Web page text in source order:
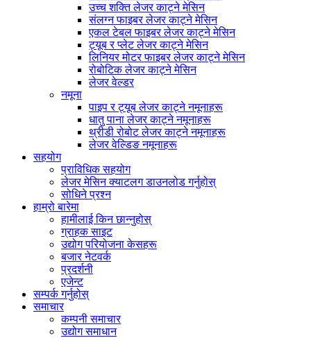
उच्च शक्ति लेजर काट्ने मेसिन
संलग्न फाइबर लेजर काट्ने मेसिन
एकल टेबल फाइबर लेजर काट्ने मेसिन
ट्यूब र प्लेट लेजर काट्ने मेसिन
लिनियर मोटर फाइबर लेजर काट्ने मेसिन
रोबोटिक लेजर काट्ने मेसिन
लेजर वेल्डर
नमूना
पाइप र ट्यूब लेजर काट्ने नमूनाहरू
धातु पाना लेजर काट्ने नमूनाहरू
थ्रीडी रोबोट लेजर काट्ने नमूनाहरू
लेजर वेल्डिङ नमूनाहरू
सहयोग
प्राविधिक सहयोग
लेजर मेसिन क्याटलग डाउनलोड गर्नुहोस्
सोधिने प्रश्न
हाम्रो बारेमा
हामीलाई किन छान्नुहोस्
ग्राहक साइट
उद्योग परियोजना केसहरू
बजार नेटवर्क
प्रदर्शनी
एजेन्ट
सम्पर्क गर्नुहोस्
समाचार
कम्पनी समाचार
उद्योग समाधान